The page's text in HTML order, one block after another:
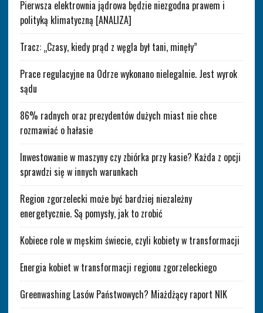
Pierwsza elektrownia jądrowa będzie niezgodna prawem i
polityką klimatyczną [ANALIZA]
Tracz: „Czasy, kiedy prąd z węgla był tani, minęły”
Prace regulacyjne na Odrze wykonano nielegalnie. Jest wyrok
sądu
86% radnych oraz prezydentów dużych miast nie chce
rozmawiać o hałasie
Inwestowanie w maszyny czy zbiórka przy kasie? Każda z opcji
sprawdzi się w innych warunkach
Region zgorzelecki może być bardziej niezależny
energetycznie. Są pomysły, jak to zrobić
Kobiece role w męskim świecie, czyli kobiety w transformacji
Energia kobiet w transformacji regionu zgorzeleckiego
Greenwashing Lasów Państwowych? Miażdżący raport NIK